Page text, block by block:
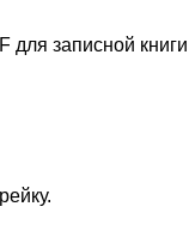
для записной книги